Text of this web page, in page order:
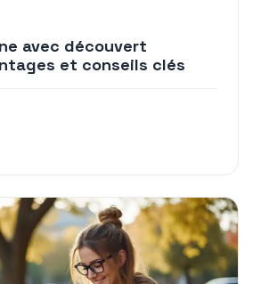
avec découvert
et conseils clés